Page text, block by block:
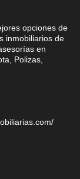
opciones de
inmobiliarios de
en
Polizas,